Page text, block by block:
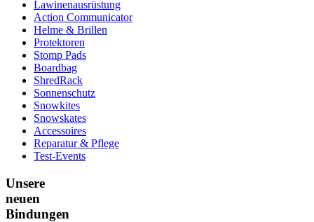
Lawinenausrüstung
Action Communicator
Helme & Brillen
Protektoren
Stomp Pads
Boardbag
ShredRack
Sonnenschutz
Snowkites
Snowskates
Accessoires
Reparatur & Pflege
Test-Events
Unsere
neuen
Bindungen